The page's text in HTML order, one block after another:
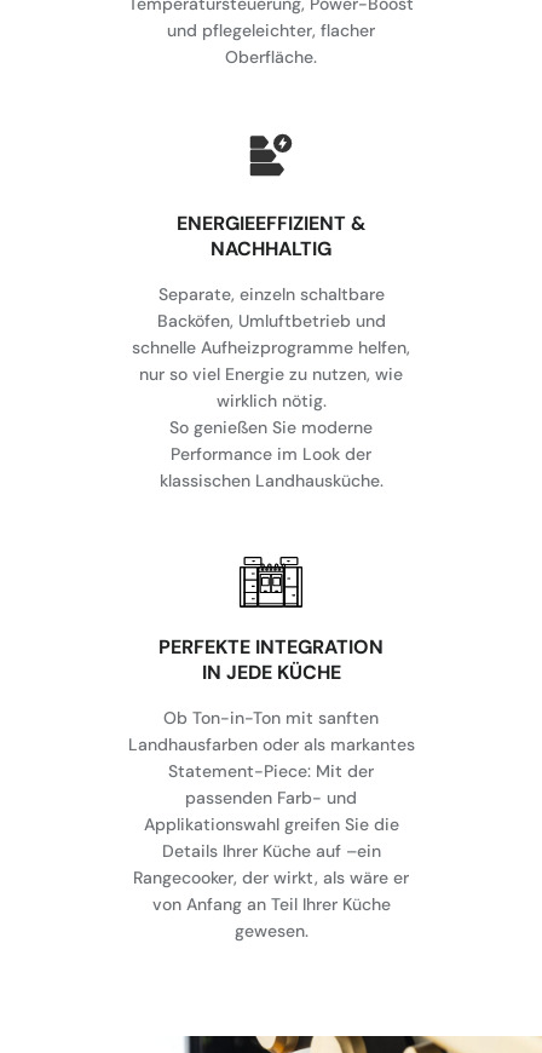
und pflegeleichter, flacher
Oberfläche.
⁠ENERGIEEFFIZIENT &
NACHHALTIG
Separate, einzeln schaltbare
Backöfen, Umluftbetrieb und
schnelle Aufheizprogramme helfen,
nur so viel Energie zu nutzen, wie
wirklich nötig.
So genießen Sie moderne
Performance im Look der
klassischen Landhausküche.
⁠PERFEKTE INTEGRATION
IN JEDE KÜCHE
Ob Ton-in-Ton mit sanften
Landhausfarben oder als markantes
Statement-Piece: Mit der
passenden Farb- und
Applikationswahl greifen Sie die
Details Ihrer Küche auf –ein
Rangecooker, der wirkt, als wäre er
von Anfang an Teil Ihrer Küche
gewesen.